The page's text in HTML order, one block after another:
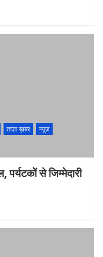
ताज़ा ख़बर
न्यूज़
पर्यटकों से जिम्मेदारी